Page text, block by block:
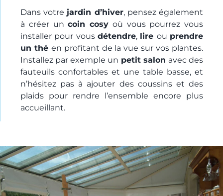
Dans votre jardin d’hiver, pensez également
à créer uncoin cosy où vous pourrez vous
installer pour vous détendre, lire ou prendre
un thé en profitant de la vue sur vos plantes.
Installez par exemple un petit salon avec des
fauteuils confortables et une table basse, et
n’hésitez pas à ajouter des coussins et des
plaids pour rendre l’ensemble encore plus
accueillant.